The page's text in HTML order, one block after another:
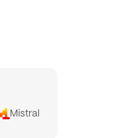
Mistral